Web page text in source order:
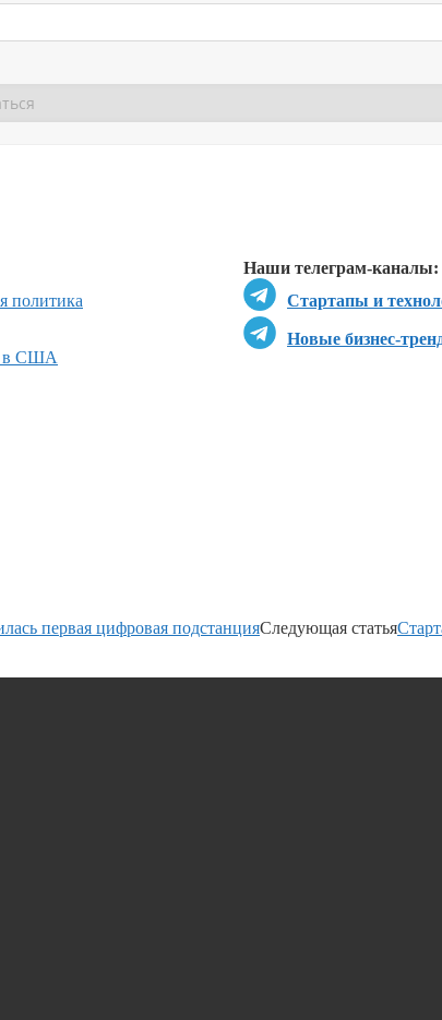
Наши телеграм-каналы:
Стартапы и
Новые бизнес-
политика
в США
первая цифровая подстанцияСледующая статья